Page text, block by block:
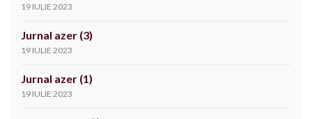
19 IULIE 2023
Jurnal azer (3)
19 IULIE 2023
Jurnal azer (1)
19 IULIE 2023